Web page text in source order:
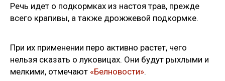
Речь идет о подкормках из настоя трав, прежде
всего крапивы, а также дрожжевой подкормке.
При их применении перо активно растет, чего
нельзя сказать о луковицах. Они будут рыхлыми и
мелкими, отмечают «Белновости».